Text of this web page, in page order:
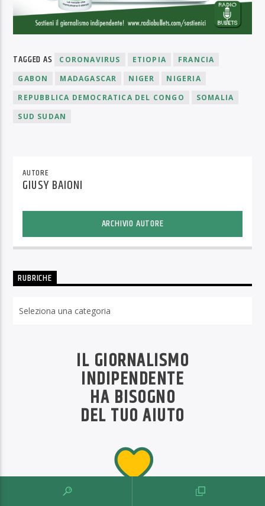
TAGGED AS CORONAVIRUS ETIOPIA
FRANCIA
GABON
MADAGASCAR NIGER
NIGERIA
REPUBBLICA DEMOCRATICA DEL CONGO
SOMALIA
SUD SUDAN
AUTORE
GIUSY BAIONI
ARCHIVIO AUTORE
RUBRICHE
IL GIORNALISMO
INDIPENDENTE
HA BISOGNO
DEL TUO AIUTO